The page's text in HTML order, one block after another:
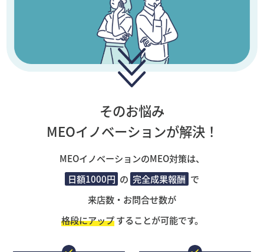
そのお悩み
MEOイノベーションが解決！
MEOイノベーションのMEO対策は、
日額1000円 の 完全成果報酬 で
来店数・お問合せ数が
格段にアップすることが可能です。